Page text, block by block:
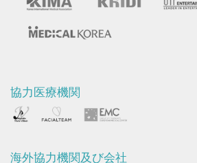
協力医療機関
海外協力機関及び会社